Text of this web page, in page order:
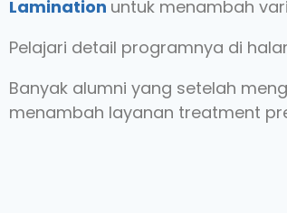
Lamination untuk menambah
Pelajari detail programnya di
Banyak alumni yang setelah
menambah layanan treatment